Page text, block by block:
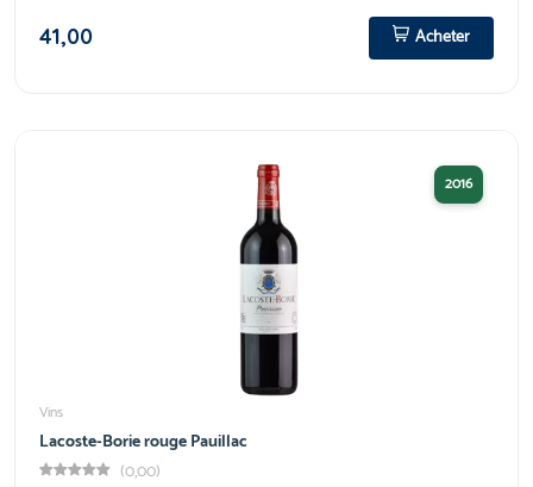
41,00
Acheter
2016
Vins
Lacoste-Borie rouge Pauillac
(0,00)